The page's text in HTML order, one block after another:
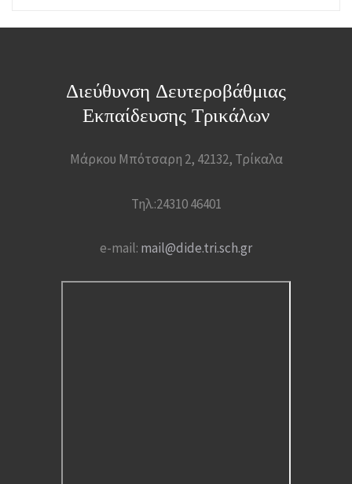
Διεύθυνση Δευτεροβάθμιας
Εκπαίδευσης Τρικάλων
Μάρκου Μπότσαρη 2, 42132, Τρίκαλα
Τηλ.:24310 46401
e-mail: mail@dide.tri.sch.gr